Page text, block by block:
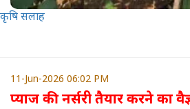
कृषि सलाह
11-Jun-2026 06:02 PM
प्याज की नर्सरी तैयार करने का